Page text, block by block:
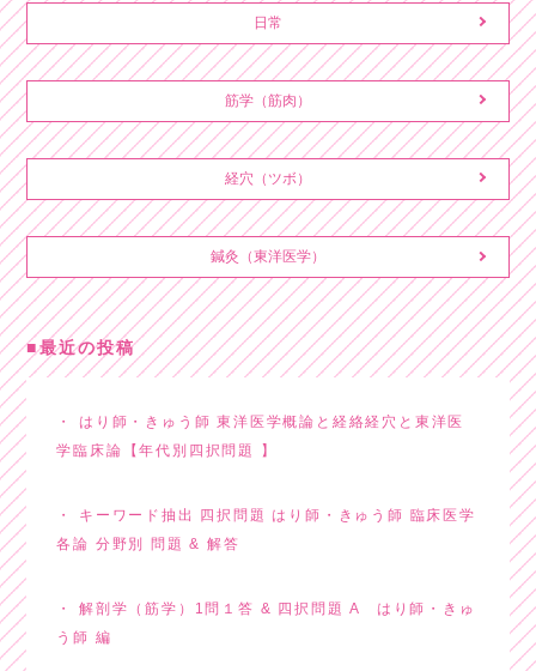
日常
筋学（筋肉）
経穴（ツボ）
鍼灸（東洋医学）
最近の投稿
はり師・きゅう師 東洋医学概論と経絡経穴と東洋医
学臨床論【年代別四択問題 】
キーワード抽出 四択問題 はり師・きゅう師 臨床医学
各論 分野別 問題 & 解答
解剖学（筋学）1問１答 & 四択問題 A はり師・きゅ
う師 編